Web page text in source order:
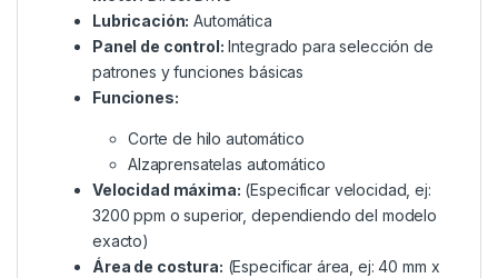
Lubricación: Automática
Panel de control: Integrado para selección de
patrones y funciones básicas
Funciones:
Corte de hilo automático
Alzaprensatelas automático
Velocidad máxima: (Especificar velocidad, ej:
3200 ppm o superior, dependiendo del modelo
exacto)
Área de costura: (Especificar área, ej: 40 mm x